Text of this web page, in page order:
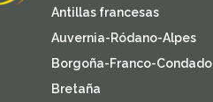
Antillas francesas
Auvernia-Ródano-Alpes
Borgoña-Franco-Condado
Bretaña